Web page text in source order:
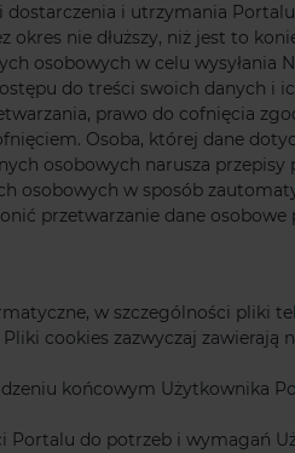
dostarczenia i utrzymania
okres nie dłuższy, niż jest to
osobowych w celu
do treści swoich danych i
prawo do cofnięcia
Osoba, której dane
osobowych narusza przepisy
osobowych w sposób
przetwarzanie dane
w szczególności
cookies zazwyczaj
końcowym Użytkownika
do potrzeb i wymagań